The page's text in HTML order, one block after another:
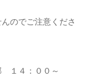
のでご注意くださ
４：００～